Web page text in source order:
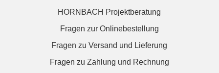
HORNBACH Projektberatung
Fragen zur Onlinebestellung
Fragen zu Versand und Lieferung
Fragen zu Zahlung und Rechnung